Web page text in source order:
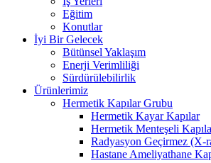
Eğitim
Konutlar
İyi Bir Gelecek
Bütünsel Yaklaşım
Enerji Verimliliği
Sürdürülebilirlik
Ürünlerimiz
Hermetik Kapılar Grubu
Hermetik Kayar Kapılar
Hermetik Menteşeli
Radyasyon Geçirmez (X-
Hastane Ameliyathane